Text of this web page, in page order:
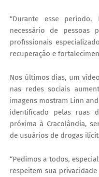
“Durante esse
necessário de pessoas
profissionais
recuperação e
Nos últimos dias, um
nas redes sociais
imagens mostram Linn
identificado pelas ruas
próxima à Cracolândia,
de usuários de drogas
“Pedimos a todos,
respeitem sua